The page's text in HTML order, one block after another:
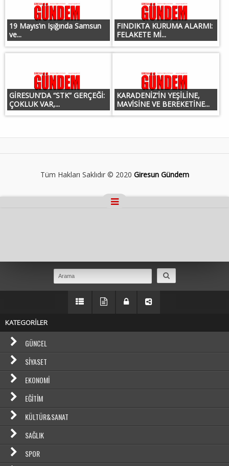
19 Mayıs’ın Işığında Samsun
ve...
FINDIKTA KURUMA ALARMI:
FELAKETE Mİ...
GİRESUN’DA “STK” GERÇEĞİ:
ÇOKLUK VAR,...
KARADENİZ’İN YEŞİLİNE,
MAVİSİNE VE BEREKETİNE...
Tüm Hakları Saklıdır © 2020 Giresun Gündem
KATEGORİLER
GÜNCEL
SIYASET
EKONOMI
EĞITIM
KÜLTÜR&SANAT
SAĞLIK
SPOR